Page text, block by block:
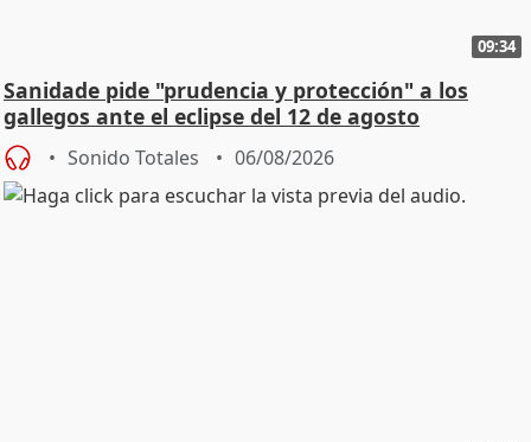
09:34
Sanidade pide "prudencia y protección" a los
gallegos ante el eclipse del 12 de agosto
Sonido Totales 06/08/2026